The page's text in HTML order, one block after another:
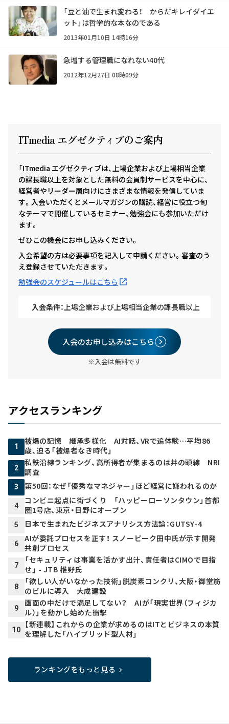
「豆と油で生まれ変わる！ からだキレイダイエ
ット」は哲学的な本なのである
2013年01月10日 14時16分
急増する管理職になれない40代
2012年12月27日 08時09分
ITmedia エグゼクティ ブのご案内
「ITmedia エグゼクティブは、上場企業および上場相当企業
の課長職以上を対象とした無料の会員制サービスを中心に、
経営者やリーダー層向けにさまざまな情報を発信していま
す。入会いただくとメールマガジンの購読、経営に役立つ旬
なテーマで開催しているセミナー、勉強会にも参加いただけ
ます。
ぜひこの機会にお申し込みください。
入会希望の方は必要事項を記入して申請ください。審査のう
え登録させていただきます。
勉強会のスケジュールはこちら
入会条件： 上場企業および上場相当企業の課長職以上
入会のお申し込みはこちら
※入会は無料です
アクセスランキング
1
被爆の記憶 継承多様化 AI対話、VRで追体験…平均86
歳、迫る「被爆者なき時代」
2
私鉄沿線ランキング、高所得者が集まるのは井の頭線 NRI
調査
3 第50回：なぜ「優秀なマネジャー」ほど経営に嫌われるのか
4
コンビニ起点に街づくり 「ハッピーローソンタウン」首都
圏1号店、東京・日野にオープン
5 日本で生まれたビジネスアナリシス方法論：GUTSY-4
6
AIが委託プロセスを正す！ スノーピーク田中氏が示す開発
共創プロセス
7
「セキュリティは事業を活かす出汁、責任者はCIMOで目指
せ」 - JTB 椎野氏
8
「欲しい人がいなかった技術」脱炭素コンクリ、大阪・御堂筋
のビルに導入 大成建設
9
画面の中だけで満足してない？ AIが「現実世界（フィジカ
ル）」を動かし始めた衝撃
10
【新連載】これからの企業が求めるのはITとビジネスの本質
を理解した「ハイブリッド型人材」
ランキングをもっと見る